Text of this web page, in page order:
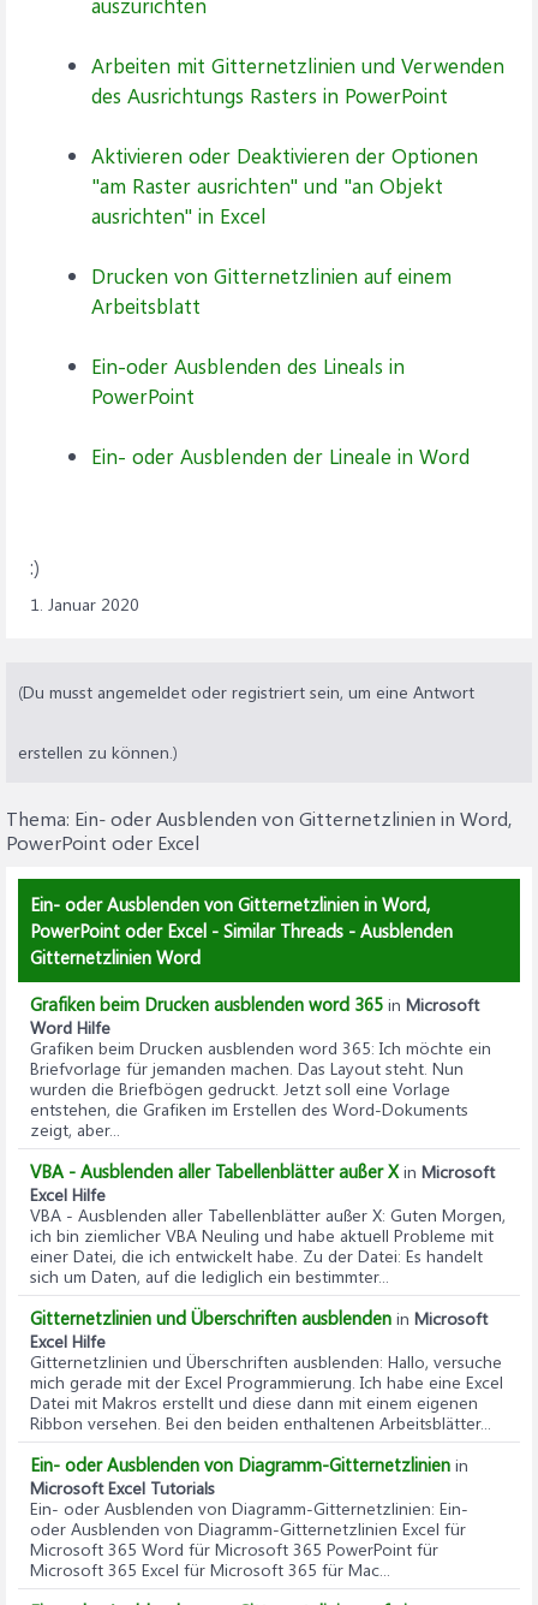
Arbeiten mit Gitternetzlinien und Verwenden
des Ausrichtungs Rasters in PowerPoint
Aktivieren oder Deaktivieren der Optionen
"am Raster ausrichten" und "an Objekt
ausrichten" in Excel
Drucken von Gitternetzlinien auf einem
Arbeitsblatt
Ein-oder Ausblenden des Lineals in
PowerPoint
Ein- oder Ausblenden der Lineale in Word
:)
1. Januar 2020
(Du musst angemeldet oder registriert sein, um eine Antwort
erstellen zu können.)
Thema: Ein- oder Ausblenden von Gitternetzlinien in Word,
PowerPoint oder Excel
Ein- oder Ausblenden von Gitternetzlinien in Word,
PowerPoint oder Excel - Similar Threads - Ausblenden
Gitternetzlinien Word
Grafiken beim Drucken ausblenden word 365 in Microsoft
Word Hilfe
Grafiken beim Drucken ausblenden word 365: Ich möchte ein
Briefvorlage für jemanden machen. Das Layout steht. Nun
wurden die Briefbögen gedruckt. Jetzt soll eine Vorlage
entstehen, die Grafiken im Erstellen des Word-Dokuments
zeigt, aber...
VBA - Ausblenden aller Tabellenblätter außer Xin Microsoft
Excel Hilfe
VBA - Ausblenden aller Tabellenblätter außer X: Guten Morgen,
ich bin ziemlicher VBA Neuling und habe aktuell Probleme mit
einer Datei, die ich entwickelt habe. Zu der Datei: Es handelt
sich um Daten, auf die lediglich ein bestimmter...
Gitternetzlinien und Überschriften ausblenden in Microsoft
Excel Hilfe
Gitternetzlinien und Überschriften ausblenden: Hallo, versuche
mich gerade mit der Excel Programmierung. Ich habe eine Excel
Datei mit Makros erstellt und diese dann mit einem eigenen
Ribbon versehen. Bei den beiden enthaltenen Arbeitsblätter...
Ein- oder Ausblenden von Diagramm-Gitternetzlinien in
Microsoft Excel Tutorials
Ein- oder Ausblenden von Diagramm-Gitternetzlinien: Ein-
oder Ausblenden von Diagramm-Gitternetzlinien Excel für
Microsoft 365 Word für Microsoft 365 PowerPoint für
Microsoft 365 Excel für Microsoft 365 für Mac...